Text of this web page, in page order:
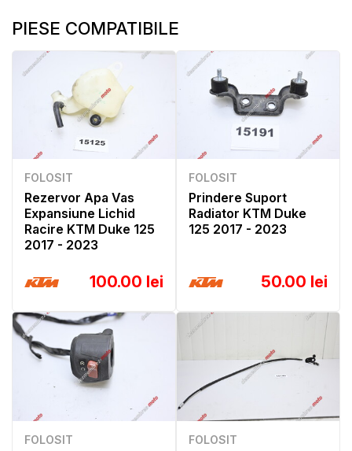
PIESE COMPATIBILE
FOLOSIT
Rezervor Apa Vas
Expansiune Lichid
Racire KTM Duke 125
2017 - 2023
100.00 lei
FOLOSIT
Prindere Suport
Radiator KTM Duke
125 2017 - 2023
50.00 lei
FOLOSIT FOLOSIT